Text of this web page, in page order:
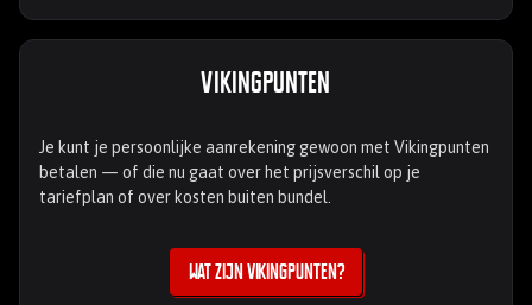
Vikingpunten
Je kunt je persoonlijke aanrekening gewoon met Vikingpunten
betalen — of die nu gaat over het prijsverschil op je
tariefplan of over kosten buiten bundel.
wat zijn vikingpunten?